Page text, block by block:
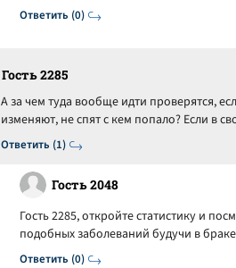
Ответить (0)
Гость 2285
Ответить (1)
А за чем туда вообще идти проверятся,
изменяют, не спят с кем попало? Если в
Гость 2048
Ответить (0)
Гость 2285, откройте статистику и
подобных заболеваний будучи в